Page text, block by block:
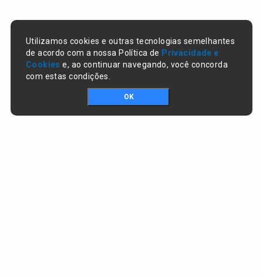
Utilizamos cookies e outras tecnologias semelhantes
de acordo com a nossa Política de Privacidade e
Cookies e, ao continuar navegando, você concorda
com estas condições.
OK